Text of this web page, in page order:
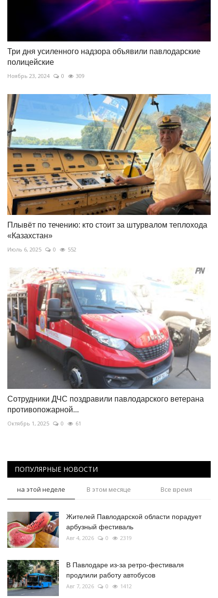
Три дня усиленного надзора объявили павлодарские
полицейские
Ноябрь 23, 2024 0 309
Плывёт по течению: кто стоит за штурвалом теплохода
«Казахстан»
Июль 6, 2025 0 552
Сотрудники ДЧС поздравили павлодарского ветерана
противопожарной...
Октябрь 1, 2025 0 61
ПОПУЛЯРНЫЕ НОВОСТИ
на этой неделе В этом месяце Все время
Жителей Павлодарской области порадует
арбузный фестиваль
Авг 4, 2026 0 2319
В Павлодаре из-за ретро-фестиваля
продлили работу автобусов
Авг 7, 2026 0 1412